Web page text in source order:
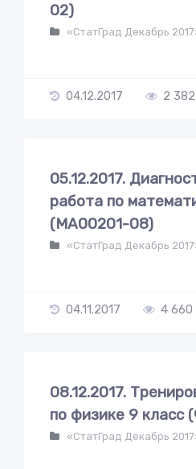
02)
«СтатГрад Декабрь
04.12.2017 2 382
05.12.2017.
работа по
(МА00201-08)
«СтатГрад Декабрь
04.11.2017 4 660
08.12.2017.
по физике 9
«СтатГрад Декабрь